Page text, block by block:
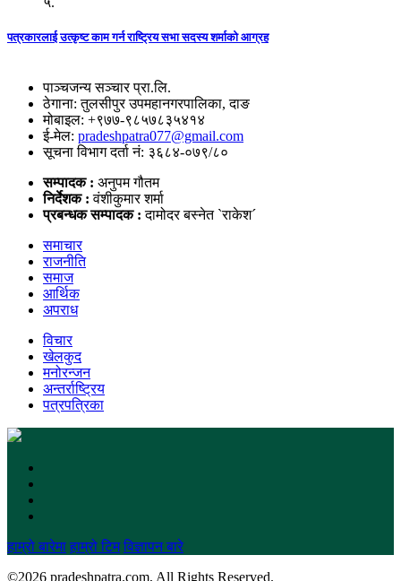
पत्रकारलाई उत्कृष्ट काम गर्न राष्ट्रिय सभा सदस्य शर्माको आग्रह
पाञ्चजन्य सञ्चार प्रा.लि.
ठेगाना: तुलसीपुर उपमहानगरपालिका, दाङ
मोबाइल: +९७७-९८५७८३५४१४
ई-मेल: pradeshpatra077@gmail.com
सूचना विभाग दर्ता नं: ३६८४-०७९/८०
सम्पादक : अनुपम गौतम
निर्देशक :वंशीकुमार शर्मा
प्रबन्धक सम्पादक :दामोदर बस्नेत `राकेश´
समाचार
राजनीति
समाज
आर्थिक
अपराध
विचार
खेलकुद
मनोरन्जन
अन्तर्राष्ट्रिय
पत्रपत्रिका
हाम्रो बारेमा हाम्रो टिम विज्ञापन बारे
©2026 pradeshpatra.com, All Rights Reserved.